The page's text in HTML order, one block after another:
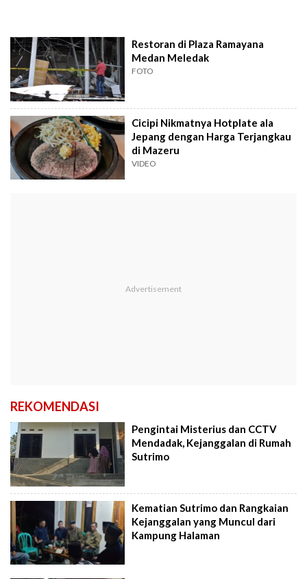
Restoran di Plaza Ramayana
Medan Meledak
FOTO
Cicipi Nikmatnya Hotplate ala
Jepang dengan Harga Terjangkau
di Mazeru
VIDEO
REKOMENDASI
Pengintai Misterius dan CCTV
Mendadak, Kejanggalan di Rumah
Sutrimo
Kematian Sutrimo dan Rangkaian
Kejanggalan yang Muncul dari
Kampung Halaman